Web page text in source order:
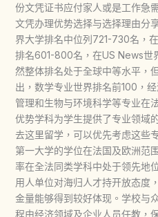
份文凭证书应付家人或是工作急
文凭办理优势选择与选择理由分
界大学排名中位列721-730名，
排名601-800名，在US News世
然整体排名处于全球中等水平，
出，数学专业世界排名前100，
管理和生物与环境科学等专业在
优势学科为学生提供了专业领域
去这里留学，可以优先考虑这些
第一大学的学位在法国及欧洲范
率在全法同类学科中处于领先地
用人单位对海归人才持开放态度
金量能够得到较好体现。学校与
程由经济领域及企业人员任教，